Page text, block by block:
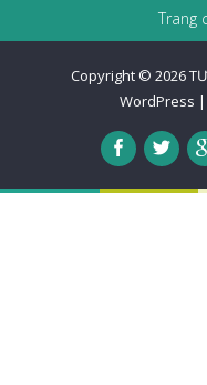
Trang
Copyright © 2026
WordPress |